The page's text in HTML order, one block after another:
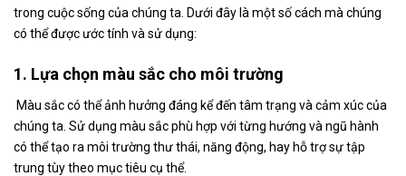
trong cuộc sống của chúng ta. Dưới đây là một số cách mà chúng
có thể được ước tính và sử dụng:
1. Lựa chọn màu sắc cho môi trường
Màu sắc có thể ảnh hưởng đáng kể đến tâm trạng và cảm xúc của
chúng ta. Sử dụng màu sắc phù hợp với từng hướng và ngũ hành
có thể tạo ra môi trường thư thái, năng động, hay hỗ trợ sự tập
trung tùy theo mục tiêu cụ thể.